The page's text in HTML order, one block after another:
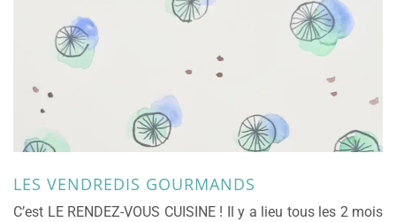
LES VENDREDIS GOURMANDS
C’est LE RENDEZ-VOUS CUISINE ! Il y a lieu tous les 2 mois